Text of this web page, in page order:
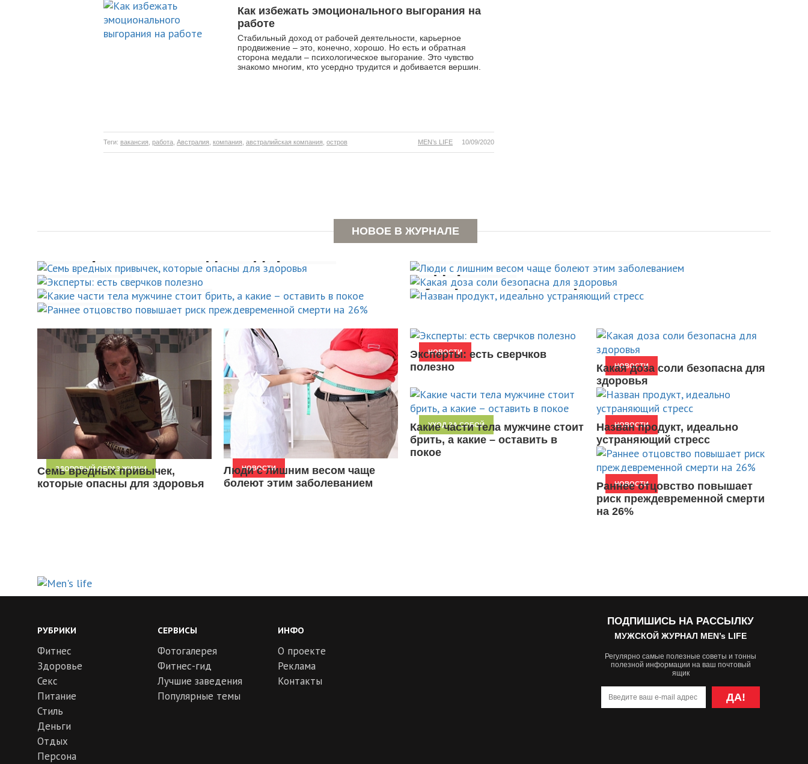
Как избежать эмоционального выгорания на
работе
Стабильный доход от рабочей деятельности, карьерное
продвижение – это, конечно, хорошо. Но есть и обратная
сторона медали – психологическое выгорание. Это чувство
знакомо многим, кто усердно трудится и добивается вершин.
Теги: вакансия работа Австралия компания австралийская компания остров 10/09/2020
MEN’s LIFE
НОВОЕ В ЖУРНАЛЕ
ЗДОРОВЫЙ ОБРАЗ ЖИЗНИ
Люди с лишним весом чаще
НОВОСТИ
полезно
НОВОСТИ
Какая доза соли безопасна для
здоровья
НОВОСТИ
Какие части тела мужчине
оставить в покое
УХОД ЗА СОБОЙ
устраняющий стресс
риск преждевременной смерти
на 26%
ЗДОРОВЫЙ ОБРАЗ ЖИЗНИ
Семь вредных привычек,
которые опасны для здоровья
НОВОСТИ
Люди с лишним весом чаще
болеют этим заболеванием
НОВОСТИ
Эксперты: есть сверчков
полезно
НОВОСТИ
Какая доза соли безопасна для
здоровья
УХОД ЗА СОБОЙ
Какие части тела мужчине стоит
брить, а какие – оставить в
покое
НОВОСТИ
Назван продукт, идеально
устраняющий стресс
НОВОСТИ
Раннее отцовство повышает
риск преждевременной смерти
на 26%
ПОДПИШИСЬ НА РАССЫЛКУ
МУЖСКОЙ ЖУРНАЛ MEN’s LIFE
Регулярно самые полезные советы и тонны
полезной информации на ваш почтовый
ящик
ДА!
РУБРИКИ
Фитнес
Здоровье
Секс
Питание
Стиль
Деньги
Отдых
Персона
СЕРВИСЫ
Фотогалерея
Фитнес-гид
Лучшие заведения
Популярные темы
ИНФО
О проекте
Реклама
Контакты